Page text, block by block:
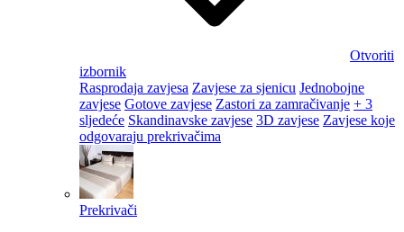
Otvoriti
izbornik
Rasprodaja zavjesa Zavjese za sjenicu Jednobojne
zavjese Gotove zavjese Zastori za zamračivanje + 3
sljedeće Skandinavske zavjese 3D zavjese Zavjese koje
odgovaraju prekrivačima
Prekrivači